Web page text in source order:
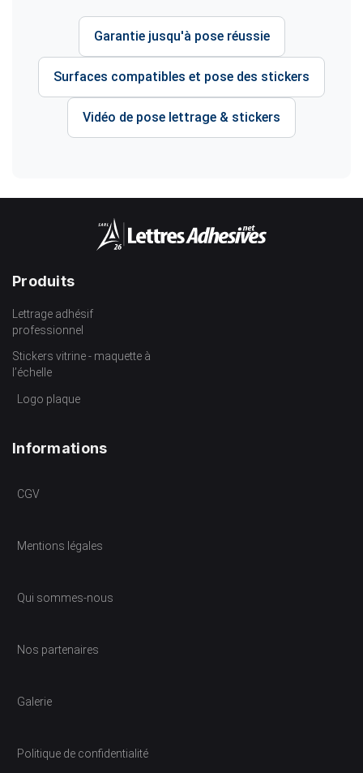
Garantie jusqu'à pose réussie
Surfaces compatibles et pose des stickers
Vidéo de pose lettrage & stickers
Produits
Lettrage adhésif
professionnel
Stickers vitrine - maquette à
l’échelle
Logo plaque
Informations
CGV
Mentions légales
Qui sommes-nous
Nos partenaires
Galerie
Politique de confidentialité